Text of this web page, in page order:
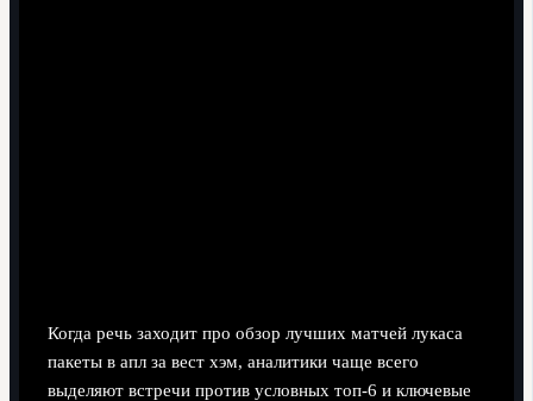
Когда речь заходит про обзор лучших матчей лукаса
пакеты в апл за вест хэм, аналитики чаще всего
выделяют встречи против условных топ‑6 и ключевые